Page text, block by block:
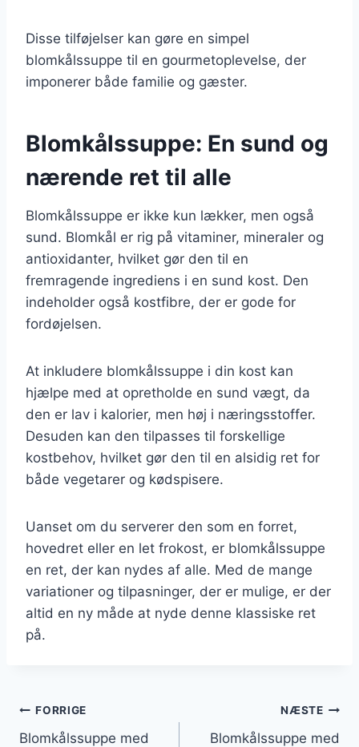
Disse tilføjelser kan gøre en simpel
blomkålssuppe til en gourmetoplevelse, der
imponerer både familie og gæster.
Blomkålssuppe: En sund og
nærende ret til alle
Blomkålssuppe er ikke kun lækker, men også
sund. Blomkål er rig på vitaminer, mineraler og
antioxidanter, hvilket gør den til en
fremragende ingrediens i en sund kost. Den
indeholder også kostfibre, der er gode for
fordøjelsen.
At inkludere blomkålssuppe i din kost kan
hjælpe med at opretholde en sund vægt, da
den er lav i kalorier, men høj i næringsstoffer.
Desuden kan den tilpasses til forskellige
kostbehov, hvilket gør den til en alsidig ret for
både vegetarer og kødspisere.
Uanset om du serverer den som en forret,
hovedret eller en let frokost, er blomkålssuppe
en ret, der kan nydes af alle. Med de mange
variationer og tilpasninger, der er mulige, er der
altid en ny måde at nyde denne klassiske ret
på.
Indlægsnavigation
FORRIGE
Blomkålssuppe med
NÆSTE
Blomkålssuppe med